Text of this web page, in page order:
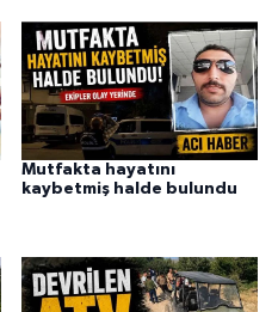
Mutfakta hayatını
kaybetmiş halde bulundu